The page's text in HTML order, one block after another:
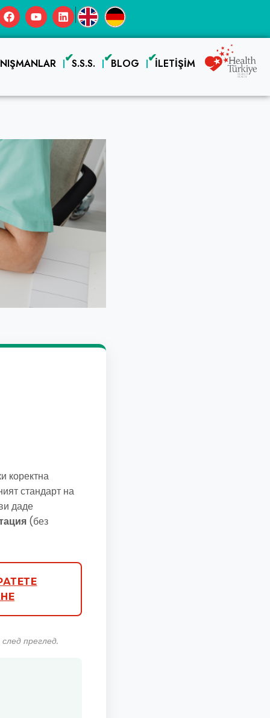
|
S.S.S. BLOG İLETIŞIM
коректна
стандарт на
даде
(без
преглед.